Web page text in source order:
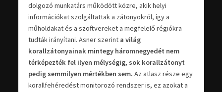
dolgozó munkatárs működött közre, akik helyi
információkat szolgáltattak a zátonyokról, így a
műholdakat és a szoftvereket a megfelelő régiókra
tudták irányítani. Asner szerint a világ
korallzátonyainak mintegy háromnegyedét nem
térképezték fel ilyen mélységig, sok korallzátonyt
pedig semmilyen mértékben sem. Az atlasz része egy
korallfehéredést monitorozó rendszer is, ez azokat a